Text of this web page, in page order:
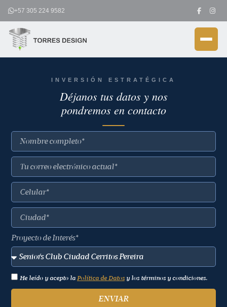
contenido
+57 305 224 9582
INVERSIÓN ESTRATÉGICA
Déjanos tus datos y nos
pondremos en contacto
Proyecto de Interés*
He leído y acepto la Política de Datos y los términos y condiciones.
ENVIAR